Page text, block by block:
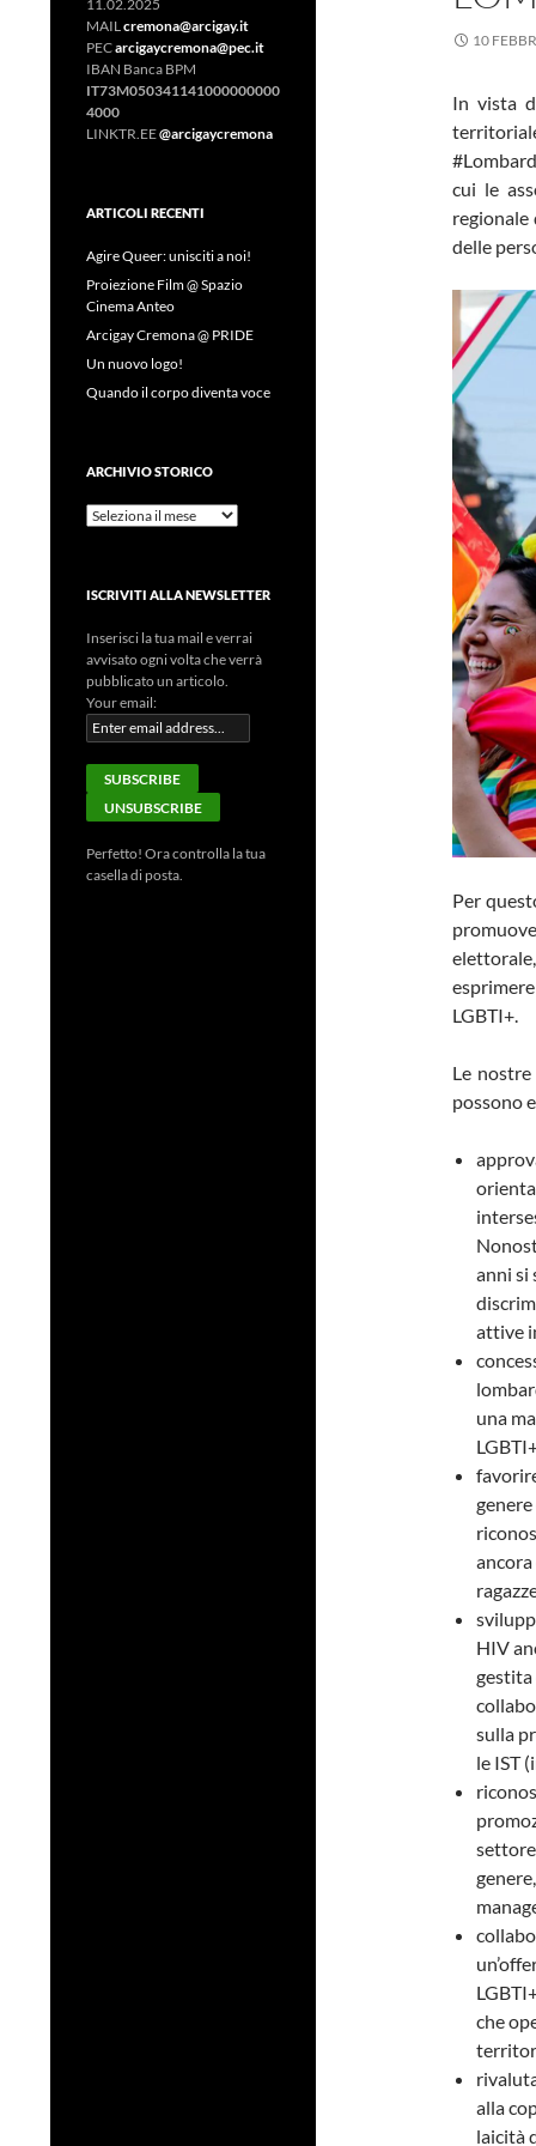
10
In vista
cui le
delle
Per
LGBTI+.
Le
possono
anni si
attive
una
ancora
HIV
gestita
sulla
le IST
che
alla
laicità
11.02.2025
MAILcremona@arcigay.it
PECarcigaycremona@pec.it
IBAN Banca BPM
IT73M050341141000000000
4000
LINKTR.EE@arcigaycremona
ARTICOLI RECENTI
Agire Queer: unisciti a noi!
Proiezione Film @ Spazio
Cinema Anteo
Arcigay Cremona @ PRIDE
Un nuovo logo!
Quando il corpo diventa voce
ARCHIVIO STORICO
Archivio
ISCRIVITI ALLA NEWSLETTER
Inserisci la tua mail e verrai
avvisato ogni volta che verrà
pubblicato un articolo.
Your email:
Perfetto! Ora controlla la tua
casella di posta.